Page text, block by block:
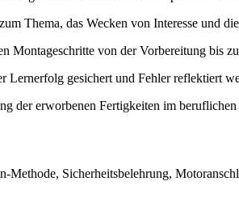
Thema, das Wecken von Interesse und
Montageschritte von der Vorbereitung bis
Lernerfolg gesichert und Fehler reflektiert
der erworbenen Fertigkeiten im
Sicherheitsbelehrung,